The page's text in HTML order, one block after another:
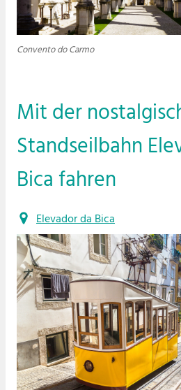
Convento do Carmo
Mit der
Standseilbahn
Bica fahren
Elevador da Bica